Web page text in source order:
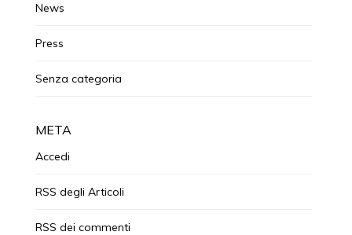
News
Press
Senza categoria
META
Accedi
RSS degli Articoli
RSS dei commenti